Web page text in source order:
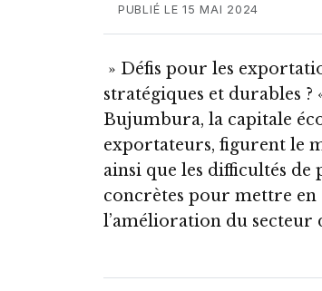
PUBLIÉ LE 15 MAI 2024
» Défis pour les
stratégiques et durables
Bujumbura, la capitale
exportateurs, figurent le
ainsi que les difficultés
concrètes pour mettre en
l’amélioration du secteur